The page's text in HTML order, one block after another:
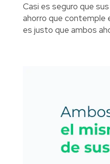
Casi es seguro que
ahorro que contemple
es justo que ambos